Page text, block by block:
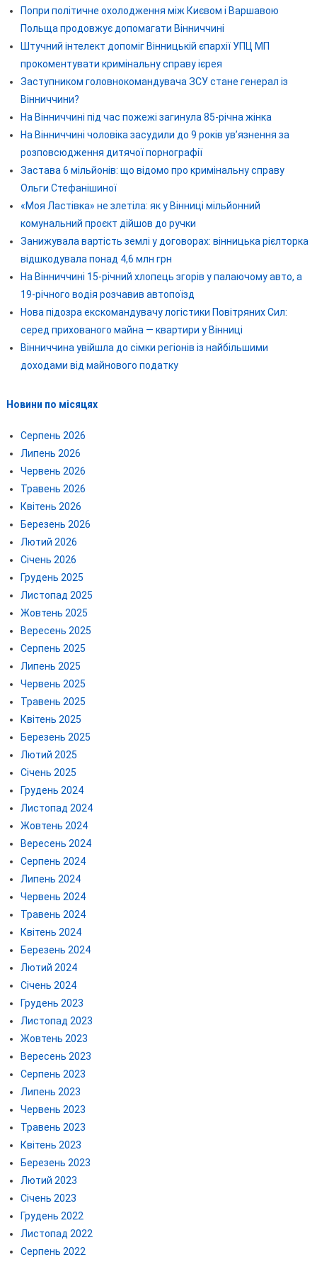
Попри політичне охолодження між Києвом і Варшавою
Польща продовжує допомагати Вінниччині
Штучний інтелект допоміг Вінницькій єпархії УПЦ МП
прокоментувати кримінальну справу ієрея
Заступником головнокомандувача ЗСУ стане генерал із
Вінниччини?
На Вінниччині під час пожежі загинула 85-річна жінка
На Вінниччині чоловіка засудили до 9 років ув’язнення за
розповсюдження дитячої порнографії
Застава 6 мільйонів: що відомо про кримінальну справу
Ольги Стефанішиної
«Моя Ластівка» не злетіла: як у Вінниці мільйонний
комунальний проєкт дійшов до ручки
Занижувала вартість землі у договорах: вінницька рієлторка
відшкодувала понад 4,6 млн грн
На Вінниччині 15-річний хлопець згорів у палаючому авто, а
19-річного водія розчавив автопоїзд
Нова підозра екскомандувачу логістики Повітряних Сил:
серед прихованого майна — квартири у Вінниці
Вінниччина увійшла до сімки регіонів із найбільшими
доходами від майнового податку
Новини по місяцях
Серпень 2026
Липень 2026
Червень 2026
Травень 2026
Квітень 2026
Березень 2026
Лютий 2026
Січень 2026
Грудень 2025
Листопад 2025
Жовтень 2025
Вересень 2025
Серпень 2025
Липень 2025
Червень 2025
Травень 2025
Квітень 2025
Березень 2025
Лютий 2025
Січень 2025
Грудень 2024
Листопад 2024
Жовтень 2024
Вересень 2024
Серпень 2024
Липень 2024
Червень 2024
Травень 2024
Квітень 2024
Березень 2024
Лютий 2024
Січень 2024
Грудень 2023
Листопад 2023
Жовтень 2023
Вересень 2023
Серпень 2023
Липень 2023
Червень 2023
Травень 2023
Квітень 2023
Березень 2023
Лютий 2023
Січень 2023
Грудень 2022
Листопад 2022
Серпень 2022